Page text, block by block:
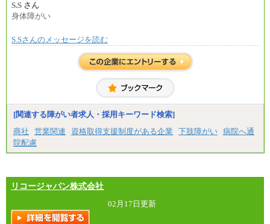
S.S さん
身体障がい
S.Sさんのメッセージを読む
[関連する障がい者求人・採用キーワード検索]
商社
営業関連 資格取得支援制度がある企業 下肢障がい 病院へ通
院配慮
リコージャパン株式会社
02月17日更新